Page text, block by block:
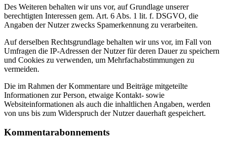
Des Weiteren behalten wir uns vor, auf Grundlage unserer
berechtigten Interessen gem. Art. 6 Abs. 1 lit. f. DSGVO, die
Angaben der Nutzer zwecks Spamerkennung zu verarbeiten.
Auf derselben Rechtsgrundlage behalten wir uns vor, im Fall von
Umfragen die IP-Adressen der Nutzer für deren Dauer zu speichern
und Cookies zu verwenden, um Mehrfachabstimmungen zu
vermeiden.
Die im Rahmen der Kommentare und Beiträge mitgeteilte
Informationen zur Person, etwaige Kontakt- sowie
Websiteinformationen als auch die inhaltlichen Angaben, werden
von uns bis zum Widerspruch der Nutzer dauerhaft gespeichert.
Kommentarabonnements